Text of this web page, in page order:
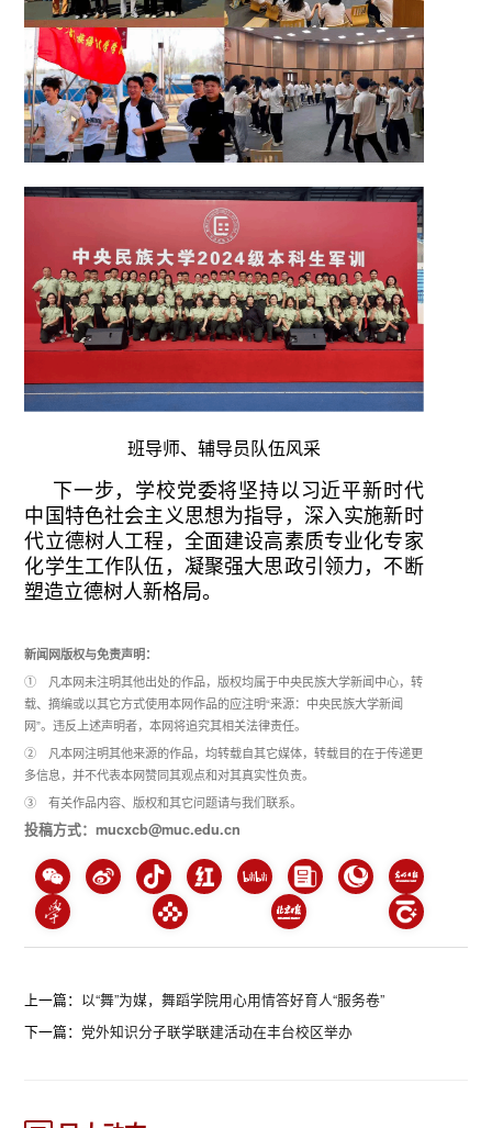
班导师、辅导员队伍风采
下一步，学校党委将坚持以习近平新时代
中国特色社会主义思想为指导，深入实施新时
代立德树人工程，全面建设高素质专业化专家
化学生工作队伍，凝聚强大思政引领力，不断
塑造立德树人新格局。
新闻网版权与免责声明：
① 凡本网未注明其他出处的作品，版权均属于中央民族大学新闻中心，转
载、摘编或以其它方式使用本网作品的应注明“来源：中央民族大学新闻
网”。违反上述声明者，本网将追究其相关法律责任。
② 凡本网注明其他来源的作品，均转载自其它媒体，转载目的在于传递更
多信息，并不代表本网赞同其观点和对其真实性负责。
③ 有关作品内容、版权和其它问题请与我们联系。
投稿方式：mucxcb@muc.edu.cn
上一篇： 以“舞”为媒，舞蹈学院用心用情答好育人“服务卷”
下一篇： 党外知识分子联学联建活动在丰台校区举办